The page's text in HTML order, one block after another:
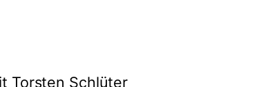
Torsten Schlüter